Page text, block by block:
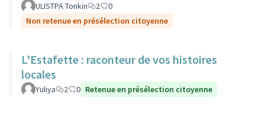
ULISTPA Tonkin 2
0
Non retenue en présélection citoyenne
L'Estafette : raconteur de vos histoires
locales
Yuliya 2 0 Retenue en présélection citoyenne